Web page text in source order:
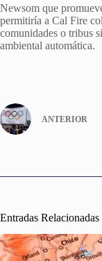
Newsom que
permitiría a Cal Fire
comunidades o tribus
ambiental automática.
ANTERIOR
Entradas Relacionadas